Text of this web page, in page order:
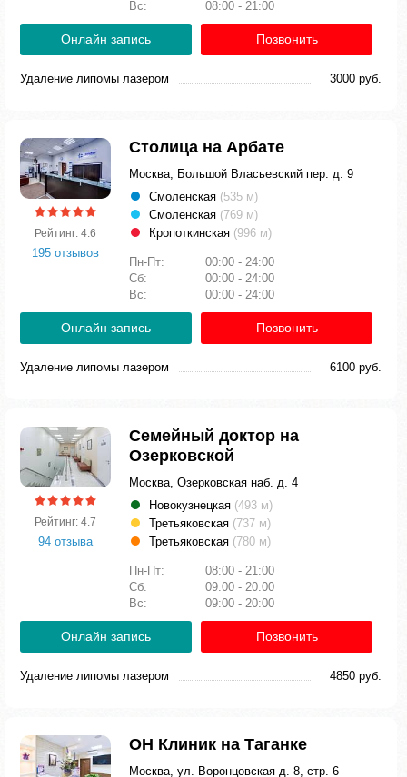
Вс:
08:00 - 21:00
Онлайн запись Позвонить
Удаление липомы лазером 3000 руб.
Рейтинг: 4.6
195 отзывов
Столица на Арбате
Москва, Большой Власьевский пер. д. 9
Смоленская (535 м)
Смоленская (769 м)
Кропоткинская (996 м)
Пн-Пт:
00:00 - 24:00
Сб:
00:00 - 24:00
Вс:
00:00 - 24:00
Онлайн запись Позвонить
Удаление липомы лазером 6100 руб.
Рейтинг: 4.7
94 отзыва
Семейный доктор на
Озерковской
Москва, Озерковская наб. д. 4
Новокузнецкая (493 м)
Третьяковская (737 м)
Третьяковская (780 м)
Пн-Пт:
08:00 - 21:00
Сб:
09:00 - 20:00
Вс:
09:00 - 20:00
Онлайн запись Позвонить
Удаление липомы лазером 4850 руб.
ОН Клиник на Таганке
Москва, ул. Воронцовская д. 8, стр. 6